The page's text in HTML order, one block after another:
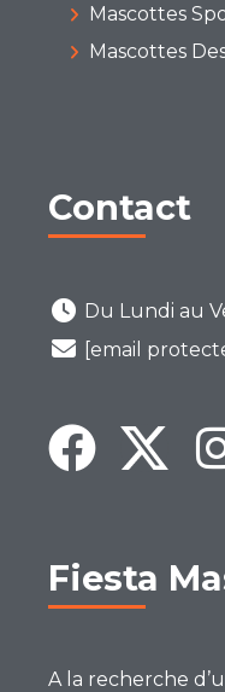
Mascottes
Mascottes
Contact
Du Lundi au
[email
Fiesta
A la recherche